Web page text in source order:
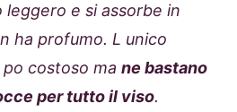
e si assorbe in
ha profumo. L unico
costoso ma ne bastano
per tutto il viso.